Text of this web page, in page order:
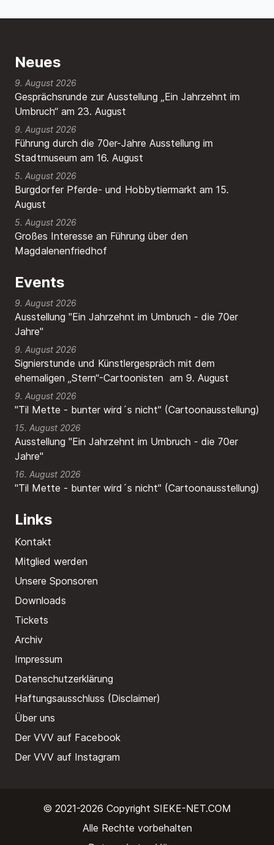
Neues
Gesprächsrunde zur Ausstellung „Ein Jahrzehnt im
Umbruch“ am 23. August
9. August 2026
Führung durch die 70er-Jahre Ausstellung im
Stadtmuseum am 16. August
9. August 2026
Burgdorfer Pferde- und Hobbytiermarkt am 15.
August
5. August 2026
Großes Interesse an Führung über den
Magdalenenfriedhof
5. August 2026
Events
9. August 2026
Ausstellung "Ein Jahrzehnt im Umbruch - die 70er
Jahre"
9. August 2026
Signierstunde und Künstlergespräch mit dem
ehemaligen „Stern“-Cartoonisten am 9. August
9. August 2026
"Til Mette - bunter wird´s nicht" (Cartoonausstellung)
15. August 2026
Ausstellung "Ein Jahrzehnt im Umbruch - die 70er
Jahre"
16. August 2026
"Til Mette - bunter wird´s nicht" (Cartoonausstellung)
Links
Kontakt
Mitglied werden
Unsere Sponsoren
Downloads
Tickets
Archiv
Impressum
Datenschutzerklärung
Haftungsausschluss (Disclaimer)
Über uns
Der VVV auf Facebook
Der VVV auf Instagram
© 2021-2026 Copyright SIEKE-NET.COM
Alle Rechte vorbehalten